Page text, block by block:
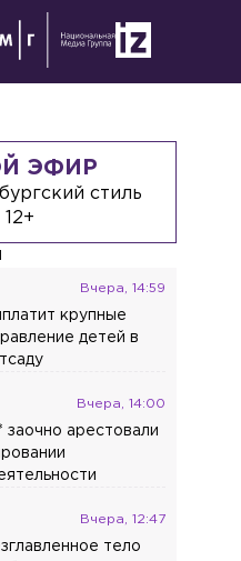
ЭФИР
стиль
Вчера, 14:59
крупные
детей в
Вчера, 14:00
арестовали
Вчера, 12:47
тело